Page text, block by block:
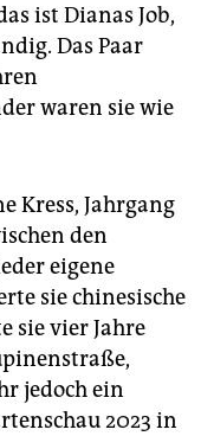
ist Dianas Job,
Das Paar
waren sie wie
Kress, Jahrgang
den
eigene
sie chinesische
sie vier Jahre
jedoch ein
2023 in